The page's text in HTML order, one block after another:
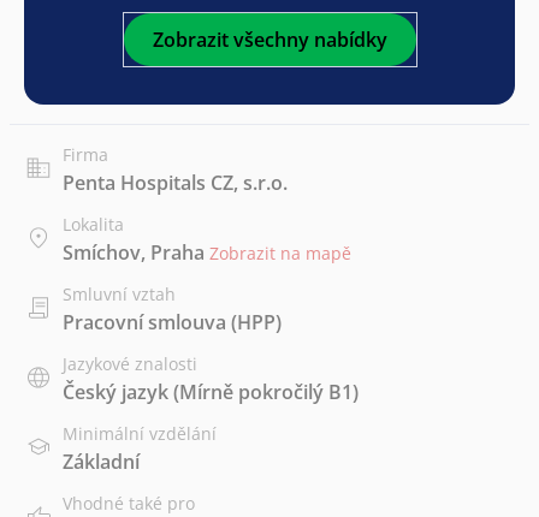
Zobrazit všechny nabídky
Firma
Penta Hospitals CZ, s.r.o.
Lokalita
Smíchov, Praha Zobrazit na mapě
Smluvní vztah
Pracovní smlouva (HPP)
Jazykové znalosti
Český jazyk(Mírně pokročilý B1)
Minimální vzdělání
Základní
Vhodné také pro